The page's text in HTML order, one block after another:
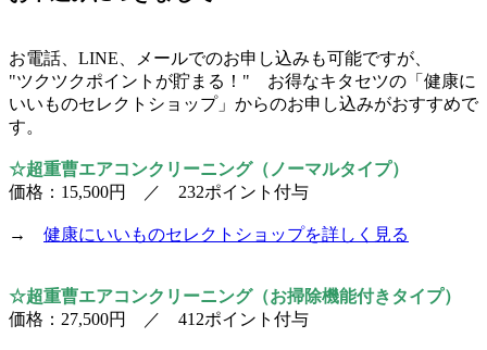
お電話、LINE、メールでのお申し込みも可能ですが、
"ツクツクポイントが貯まる！" お得なキタセツの「健康に
いいものセレクトショップ」からのお申し込みがおすすめで
す。
☆超重曹エアコンクリーニング（ノーマルタイプ）
価格：15,500円 ／ 232ポイント付与
→ 健康にいいものセレクトショップを詳しく見る
☆超重曹エアコンクリーニング（お掃除機能付きタイプ）
価格：27,500円 ／ 412ポイント付与